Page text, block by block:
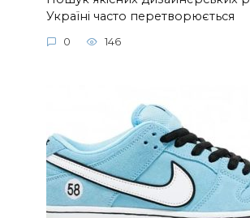
Україні часто перетворюється
0 146